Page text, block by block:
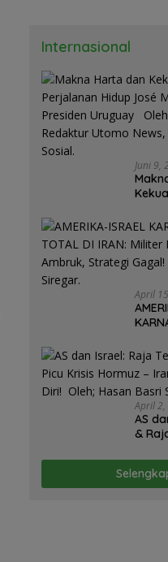
Internasional
Juni 9,
Uruguay Oleh:
Basri
April
April 2,
AS
&
Basri
DS.